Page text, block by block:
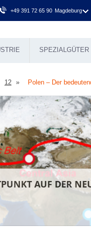
+49 391 72 65 90 Magdeburg
SPEZIALGÜTER
12 Polen – Der
AUF DER